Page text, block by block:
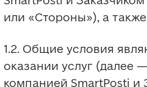
или «Стороны»), а
1.2. Общие условия
оказании услуг (далее
компанией SmartPosti и